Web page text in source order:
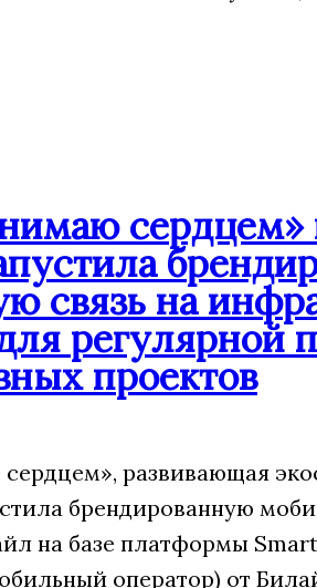
сердцем»
связь на
регулярной
проектов
развивающая
брендированную
на базе платформы Smart
оператор) от